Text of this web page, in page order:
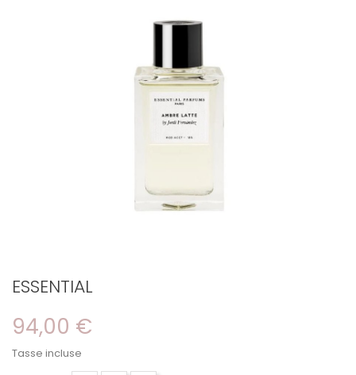
ESSENTIAL
94,00 €
Tasse incluse